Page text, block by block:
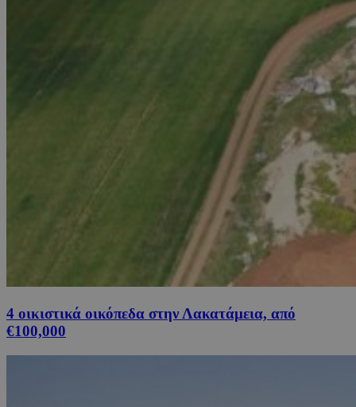
4 οικιστικά οικόπεδα στην Λακατάμεια, από
€100,000